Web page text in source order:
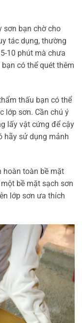
sơn bạn chờ cho
tác dụng, thường
10 phút mà chưa
có thể quét thêm
thấu bạn có thể
lớp sơn. Cần chú ý
lấy vật cứng để cậy
hãy sử dụng mảnh
hoàn toàn bề mặt
bề mặt sạch sơn
lớp sơn ưa thích